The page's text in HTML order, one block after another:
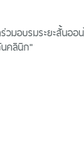
วมอบรมระยะสั้นออ
คลินิก"